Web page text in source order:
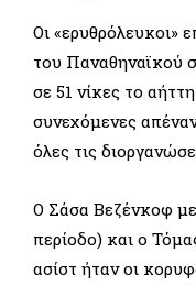
Οι «ερυθρόλευκοι»
του Παναθηναϊκού
σε 51 νίκες το
συνεχόμενες
όλες τις
Ο Σάσα Βεζένκοφ
περίοδο) και ο
ασίστ ήταν οι